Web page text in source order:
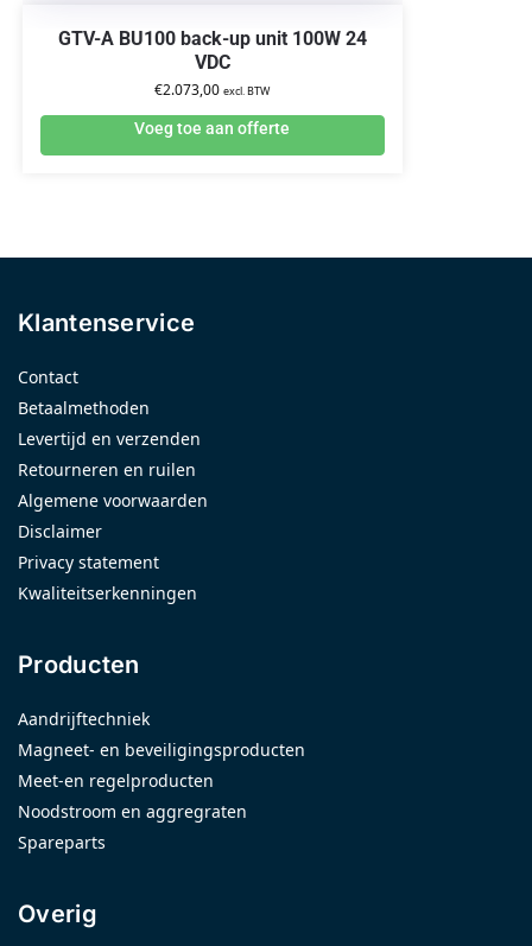
GTV-A BU100 back-up unit 100W 24
VDC
€2.073,00 excl. BTW
Voeg toe aan offerte
Klantenservice
Contact
Betaalmethoden
Levertijd en verzenden
Retourneren en ruilen
Algemene voorwaarden
Disclaimer
Privacy statement
Kwaliteitserkenningen
Producten
Aandrijftechniek
Magneet- en beveiligingsproducten
Meet-en regelproducten
Noodstroom en aggregraten
Spareparts
Overig